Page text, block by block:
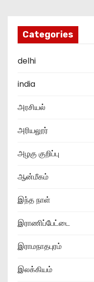
Categories
delhi
india
அரசியல்
அரியலூர்
அழகு குறிப்பு
ஆன்மீகம்
இந்த நாள்
இராணிப்பேட்டை
இராமநாதபுரம்
இலக்கியம்